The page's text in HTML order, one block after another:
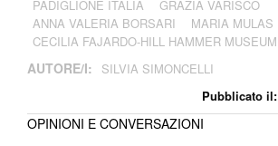
Pubblicato il:
PADIGLIONE ITALIA
GRAZIA VARISCO
ANNA VALERIA BORSARI
MARIA MULAS
CECILIA FAJARDO-HILL HAMMER MUSEUM
AUTORE/I: SILVIA SIMONCELLI
OPINIONI E CONVERSAZIONI